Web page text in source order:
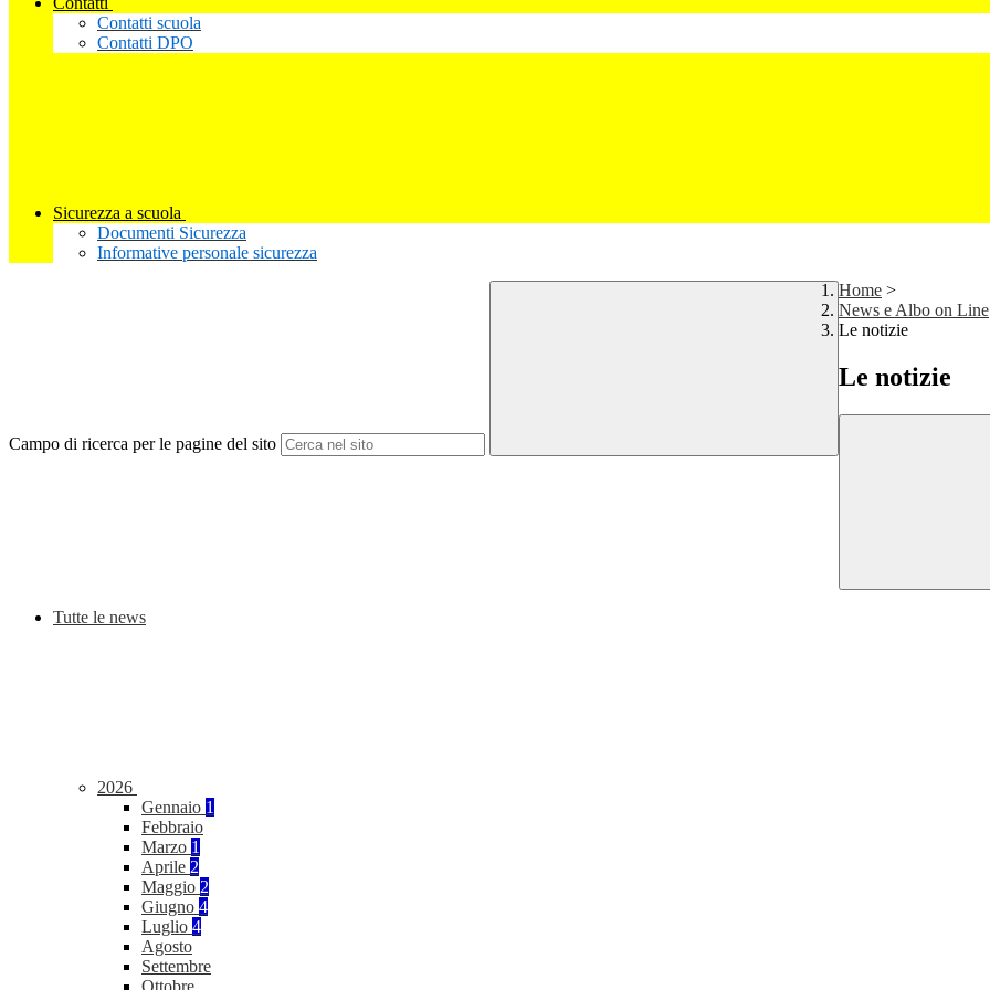
Contatti scuola
Contatti DPO
Sicurezza a scuola
Documenti Sicurezza
Informative personale sicurezza
Campo di ricerca per le pagine del sito
Home >
News e Albo on Line
Le notizie
Le notizie
Tutte le news
2026
Gennaio 1
Febbraio
Marzo 1
Aprile 2
Maggio 2
Giugno 4
Luglio 4
Agosto
Settembre